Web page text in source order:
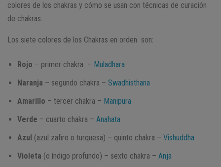
colores de los chakras y cómo se usan con técnicas de curación
de chakras.
Los siete colores de los Chakras en orden son:
Rojo – primer chakra – Muladhara
Naranja – segundo chakra – Swadhisthana
Amarillo – tercer chakra – Manipura
Verde – cuarto chakra – Anahata
Azul (azul zafiro o turquesa) – quinto chakra – Vishuddha
Violeta (o índigo profundo) – sexto chakra – Anja